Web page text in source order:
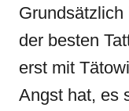
der besten
erst mit
Angst hat, es